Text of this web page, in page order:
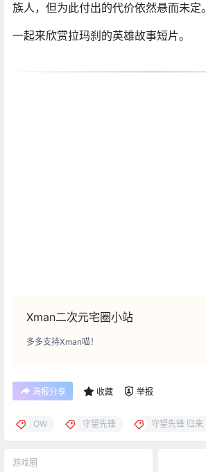
族人，但为此付出的代价依然悬而未定。
一起来欣赏拉玛刹的英雄故事短片。
Xman二次元宅圈小站
多多支持Xman喵！
海报分享 收藏 举报
OW 守望先锋 守望先锋 归来
游戏圈